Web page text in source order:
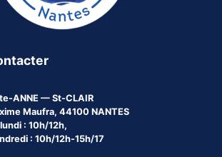
ANNE — St-CLAIR
Maufra, 44100 NANTES
: 10h/12h,
: 10h/12h-15h/17